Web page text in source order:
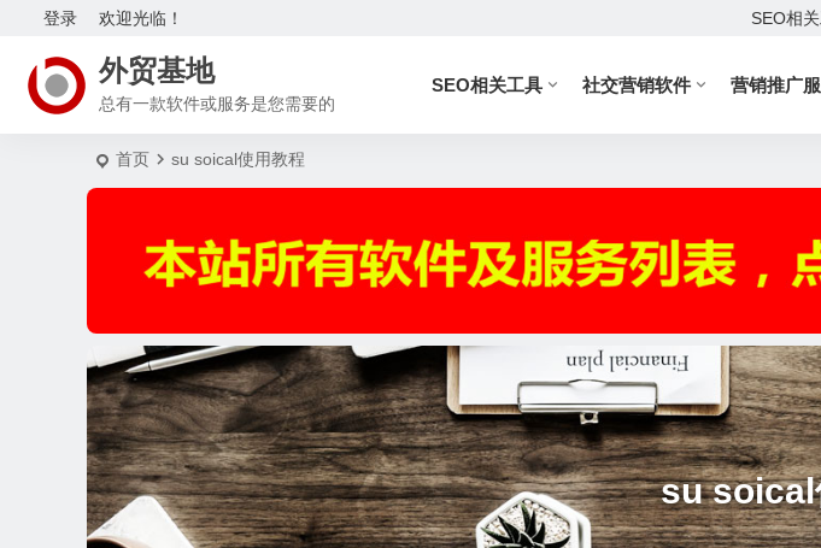
欢迎光临！
登录 SEO相
外贸基地
总有一款软件或服务是您需要的
SEO相关工具 社交营销软件 营销推广
首页 su soical使用教程
su soical